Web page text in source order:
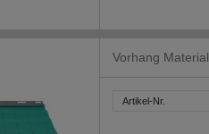
Vorhang
Artikel-Nr.